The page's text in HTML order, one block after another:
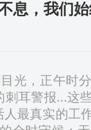
息，我们
光，正午时
耳警报...这
最真实的工